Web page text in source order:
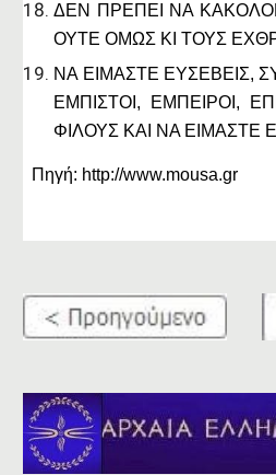
ΔΕΝ ΠΡΕΠΕΙ ΝΑ
ΟΥΤΕ ΟΜΩΣ ΚΙ ΤΟΥΣ
ΝΑ ΕΙΜΑΣΤΕ ΕΥΣΕΒΕΙΣ,
ΕΜΠΙΣΤΟΙ, ΕΜΠΕΙΡΟΙ,
ΦΙΛΟΥΣ ΚΑΙ ΝΑ ΕΙΜΑΣΤΕ
Πηγή: http://www.mousa.gr